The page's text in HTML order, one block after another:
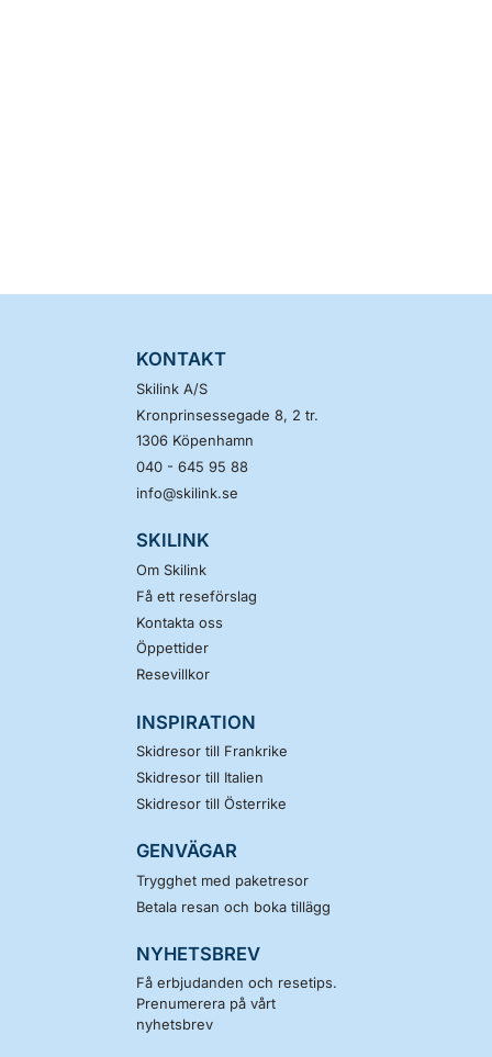
KONTAKT
Skilink A/S
Kronprinsessegade 8, 2 tr.
1306 Köpenhamn
040 - 645 95 88
info@skilink.se
SKILINK
Om Skilink
Få ett reseförslag
Kontakta oss
Öppettider
Resevillkor
INSPIRATION
Skidresor till Frankrike
Skidresor till Italien
Skidresor till Österrike
GENVÄGAR
Trygghet med paketresor
Betala resan och boka tillägg
NYHETSBREV
Få erbjudanden och resetips.
Prenumerera på vårt
nyhetsbrev